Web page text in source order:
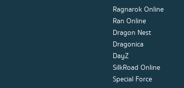
Ragnarok Online
Ran Online
Dragon Nest
Dragonica
DayZ
SilkRoad Online
Special Force